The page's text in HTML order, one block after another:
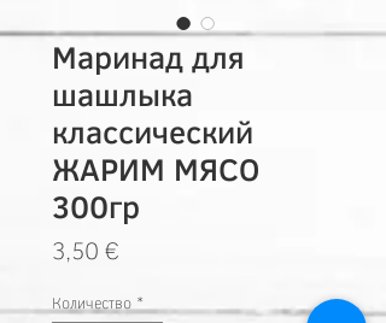
Маринад для
шашлыка
классический
ЖАРИМ МЯСО
300гр
3,50 €
Количество *